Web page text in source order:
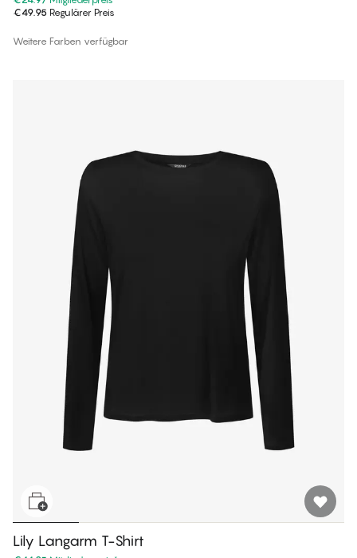
€49.95 Regulärer Preis
Weitere Farben verfügbar
Lily Langarm T-Shirt